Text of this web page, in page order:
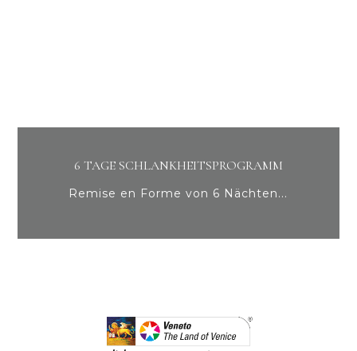
6 TAGE SCHLANKHEITSPROGRAMM
Remise en Forme von 6 Nächten...